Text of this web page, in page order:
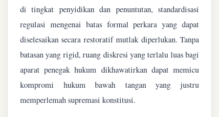
di tingkat penyidikan dan penuntutan, standardisasi
regulasi mengenai batas formal perkara yang dapat
diselesaikan secara restoratif mutlak diperlukan. Tanpa
batasan yang rigid, ruang diskresi yang terlalu luas bagi
aparat penegak hukum dikhawatirkan dapat memicu
kompromi hukum bawah tangan yang justru
memperlemah supremasi konstitusi.